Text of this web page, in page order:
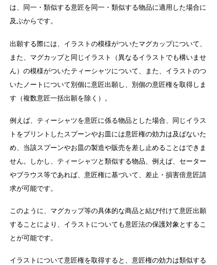
は、同一・類似する意匠を同一・類似する物品に適用した場合に
及ぶからです。
出願する際には、イラストの模様がついたマグカップについて、
また、マグカップと同じイラスト（異なるイラストでも構いませ
ん）の模様がついたティーシャツについて、また、イラストのつ
いたノートについて別個に意匠出願し、別個の意匠権を取得しま
す（複数意匠一括出願を除く）。
例えば、ティーシャツを意匠に係る物品とした場合、同じイラス
トをプリントしたスプーンやお皿には意匠権の効力は及ばないた
め、当該スプーンやお皿の製造や販売を差し止めることはできま
せん。しかし、ティーシャツと類似する物品、例えば、セーター
やブラウス等であれば、意匠権に基づいて、差止・損害倍意匠請
求が可能です。
このように、マグカップ等の具体的な商品と結び付けて意匠出願
することにより、イラストについても意匠法の保護対象とするこ
とが可能です。
イラストについて意匠権を取得すると、意匠権の効力は類似する